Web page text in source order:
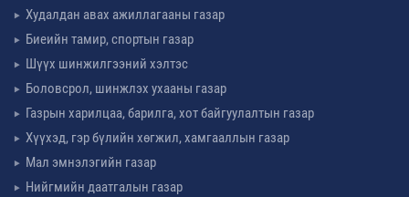
Худалдан авах ажиллагааны газар
Биеийн тамир, спортын газар
Шүүх шинжилгээний хэлтэс
Боловсрол, шинжлэх ухааны газар
Газрын харилцаа, барилга, хот байгуулалтын газар
Хүүхэд, гэр бүлийн хөгжил, хамгааллын газар
Мал эмнэлэгийн газар
Нийгмийн даатгалын газар